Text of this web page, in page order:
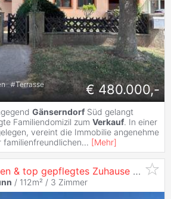
#Terrasse
€ 480.000,-
Gänserndorf Süd gelangt
Familiendomizil zum Verkauf. In einer
vereint die Immobilie angenehme
familienfreundlichen... [Mehr]
Romantischer Garten & top gepflegtes Zuhause – sofort bezugsbereit!
/ 112m² / 3 Zimmer